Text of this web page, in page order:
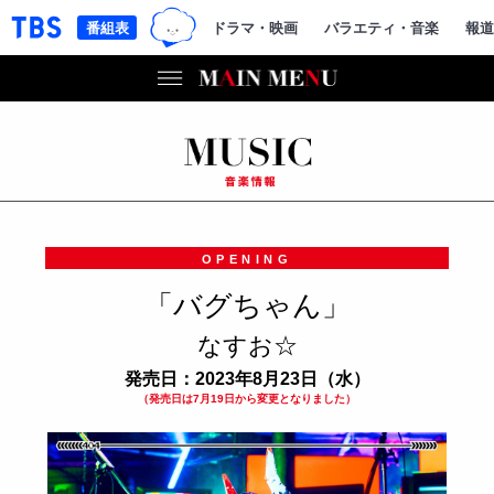
「TBSテレビ｜ときめくときを。」トップページ
TBSグループキャラクター『ワクテ
ドラマ・映画 バラエティ・音楽 報
番組表
OPENING
「バグちゃん」
なすお☆
発売日：2023年8月23日（水）
（発売日は7月19日から変更となりました）